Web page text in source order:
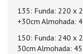
135: Funda: 220 x
+30cm Almohada:
150: Funda: 240 x
30cm Almohada: